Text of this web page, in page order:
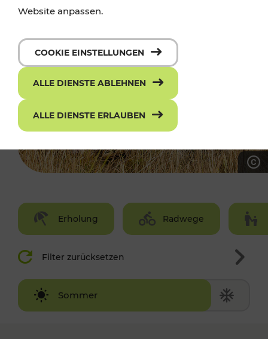
Erholung Radwege
Filter zurücksetzen
Sommer
Winter
Website anpassen.
COOKIE EINSTELLUNGEN
ALLE DIENSTE ABLEHNEN
ALLE DIENSTE ERLAUBEN